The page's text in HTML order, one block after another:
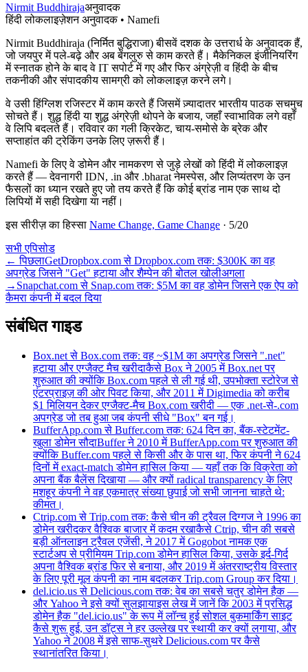
Nirmit Buddhirajaअनुवादक
हिंदी लोकलाइज़ेशन अनुवादक • Namefi
Nirmit Buddhiraja (निर्मित बुद्धिराजा) बीसवें दशक के उत्तरार्ध के अनुवादक हैं,
जो जयपुर में पले-बढ़े और अब बेंगलुरु से काम करते हैं। मैकेनिकल इंजीनियरिंग
में स्नातक होने के बाद वे IT सपोर्ट में गए और फिर अंग्रेज़ी व हिंदी के बीच
तकनीकी और संपादकीय सामग्री को लोकलाइज़ करने लगे।
वे उसी हिंग्लिश रजिस्टर में काम करते हैं जिसमें ज़्यादातर भारतीय पाठक सचमुच
सोचते हैं। शुद्ध हिंदी या शुद्ध अंग्रेज़ी थोपने के बजाय, जहाँ स्वाभाविक लगे वहाँ
वे लिपि बदलते हैं। रविवार का गली क्रिकेट, चाय-समोसे के ब्रेक और
सप्ताहांत की ट्रेकिंग उनके लिए ज़रूरी हैं।
Namefi के लिए वे डोमेन और नामकरण से जुड़े लेखों को हिंदी में लोकलाइज़
करते हैं — देवनागरी IDN, .in और .bharat नेमस्पेस, और लिप्यंतरण के उन
फैसलों का ध्यान रखते हुए जो तय करते हैं कि कोई ब्रांड नाम एक साथ दो
लिपियों में सही दिखेगा या नहीं।
इस सीरीज़ का हिस्सा Name Change, Game Change · 5/20
सभी एपिसोड
←पिछलाGetDropbox.com से Dropbox.com तक: $300K का वह
अपग्रेड जिसने "Get" हटाया और शैम्पेन की बोतल खोलीअगला
→ Snapchat.com से Snap.com तक: $5M का वह डोमेन जिसने एक ऐप को
कैमरा कंपनी में बदल दिया
संबंधित गाइड
Box.net से Box.com तक: वह ~$1M का अपग्रेड जिसने ".net"
हटाया और एग्जैक्ट मैच खरीदाकैसे Box ने 2005 में Box.net पर
शुरुआत की क्योंकि Box.com पहले से ली गई थी, उपभोक्ता स्टोरेज से
एंटरप्राइज़ की ओर पिवट किया, और 2011 में Digimedia को करीब
$1 मिलियन देकर एग्जैक्ट-मैच Box.com खरीदी — एक .net-से-.com
अपग्रेड जो तब हुआ जब कंपनी सीधे "Box" बन गई।
BufferApp.com से Buffer.com तक: 624 दिन का, बैंक-स्टेटमेंट-
खुला डोमेन सौदाBuffer ने 2010 में BufferApp.com पर शुरुआत की
क्योंकि Buffer.com पहले से किसी और के पास था, फिर कंपनी ने 624
दिनों में exact-match डोमेन हासिल किया — यहाँ तक कि विक्रेता को
अपना बैंक बैलेंस दिखाया — और क्यों radical transparency के लिए
मशहूर कंपनी ने वह एकमात्र संख्या छुपाई जो सभी जानना चाहते थे:
कीमत।
Ctrip.com से Trip.com तक: कैसे चीन की ट्रैवल दिग्गज ने 1996 का
डोमेन खरीदकर वैश्विक बाजार में कदम रखाकैसे Ctrip, चीन की सबसे
बड़ी ऑनलाइन ट्रैवल एजेंसी, ने 2017 में Gogobot नामक एक
स्टार्टअप से प्रीमियम Trip.com डोमेन हासिल किया, उसके इर्द-गिर्द
अपना वैश्विक ब्रांड फिर से बनाया, और 2019 में अंतरराष्ट्रीय विस्तार
के लिए पूरी मूल कंपनी का नाम बदलकर Trip.com Group कर दिया।
del.icio.us से Delicious.com तक: वेब का सबसे चतुर डोमेन हैक —
और Yahoo ने इसे क्यों सुलझायाइस लेख में जानें कि 2003 में प्रसिद्ध
डोमेन हैक "del.icio.us" के रूप में लॉन्च हुई सोशल बुकमार्किंग साइट
कैसे शुरू हुई, उन डॉट्स ने हर उल्लेख पर स्थायी कर क्यों लगाया, और
Yahoo ने 2008 में इसे साफ-सुथरे Delicious.com पर कैसे
स्थानांतरित किया।